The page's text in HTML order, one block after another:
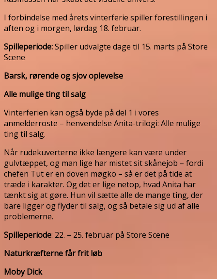
I forbindelse med årets vinterferie spiller forestillingen i
aften og i morgen, lørdag 18. februar.
Spilleperiode:Spiller udvalgte dage til 15. marts på Store
Scene
Barsk, rørende og sjov oplevelse
Alle mulige ting til salg
Vinterferien kan også byde på del 1 i vores
anmelderroste – henvendelse Anita-trilogi: Alle mulige
ting til salg.
Når rudekuverterne ikke længere kan være under
gulvtæppet, og man lige har mistet sit skånejob – fordi
chefen Tut er en doven møgko – så er det på tide at
træde i karakter. Og det er lige netop, hvad Anita har
tænkt sig at gøre. Hun vil sætte alle de mange ting, der
bare ligger og flyder til salg, og så betale sig ud af alle
problemerne.
Spilleperiode: 22. – 25. februar på Store Scene
Naturkræfterne får frit løb
Moby Dick